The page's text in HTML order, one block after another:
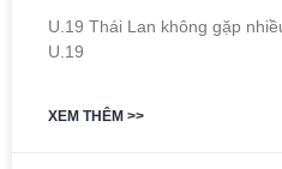
U.19 Thái Lan không gặp
U.19
XEM THÊM >>